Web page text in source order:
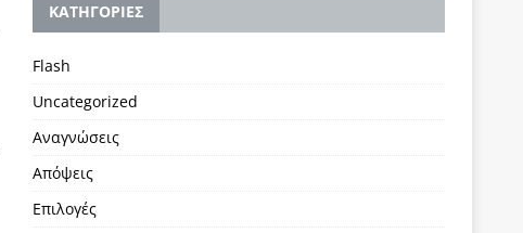
KΑΤΗΓΟΡΙΕΣ
Flash
Uncategorized
Αναγνώσεις
Απόψεις
Επιλογές